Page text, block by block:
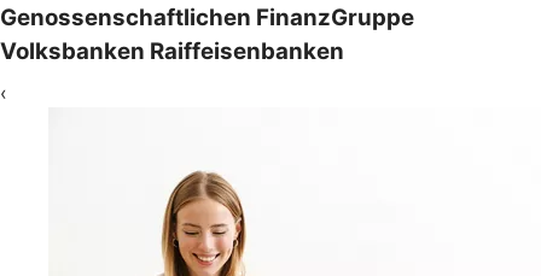
Genossenschaftlichen FinanzGruppe
Volksbanken Raiffeisenbanken
‹